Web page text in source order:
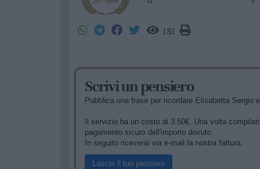
181
Scrivi un pensiero
Pubblica una frase per ricordare Elisabetta
Il servizio ha un costo di 3.50€. Una volta
pagamento sicuro dell'importo dovuto.
In seguito riceverai via e-mail la nostra fattura.
Lascia il tuo pensiero